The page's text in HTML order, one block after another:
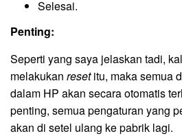
Selesai.
Penting:
Seperti yang saya jelaskan tadi,
melakukan resetitu, maka semua
dalam HP akan secara otomatis
penting, semua pengaturan yang
akan di setel ulang ke pabrik lagi.